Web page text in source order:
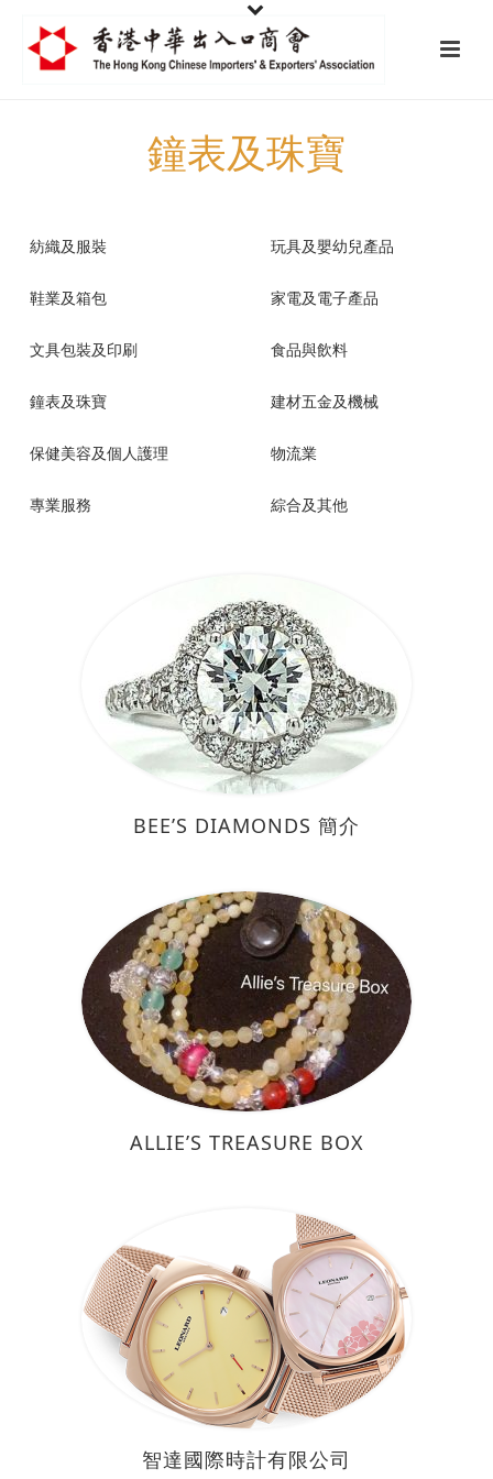
鐘表及珠寶
紡織及服裝 玩具及嬰幼兒產品
鞋業及箱包 家電及電子產品
文具包裝及印刷 食品與飲料
鐘表及珠寶 建材五金及機械
保健美容及個人護理 物流業
專業服務 綜合及其他
BEE’S DIAMONDS 簡介
ALLIE’S TREASURE BOX
智達國際時計有限公司